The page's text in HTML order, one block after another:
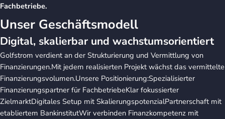
Fachbetriebe.
Unser Geschäftsmodell
Digital, skalierbar und wachstumsorientiert
Golfstrom verdient an der Strukturierung und Vermittlung von
Finanzierungen.Mit jedem realisierten Projekt wächst das vermittelte
Finanzierungsvolumen.Unsere Positionierung:Spezialisierter
Finanzierungspartner für FachbetriebeKlar fokussierter
ZielmarktDigitales Setup mit SkalierungspotenzialPartnerschaft mit
etabliertem BankinstitutWir verbinden Finanzkompetenz mit